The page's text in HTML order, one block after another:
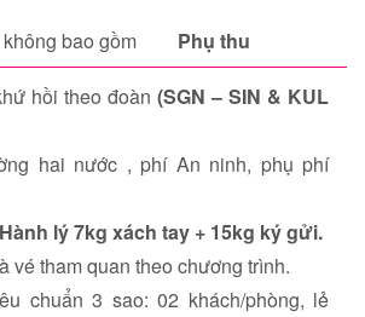
không bao gồm
Phụ thu
hồi theo đoàn (SGN – SIN & KUL
hai nước , phí An ninh, phụ phí
Hành lý 7kg xách tay + 15kg ký gửi.
vé tham quan theo chương trình.
chuẩn 3 sao: 02 khách/phòng, lẻ